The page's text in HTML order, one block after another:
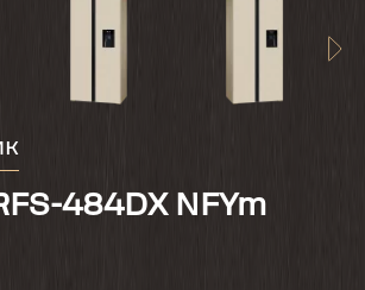
484DX NFYm